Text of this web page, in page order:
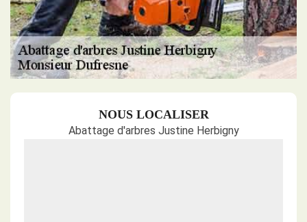
NOUS LOCALISER
Abattage d'arbres Justine Herbigny